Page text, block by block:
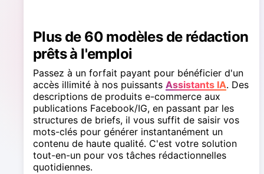
Plus de 60 modèles de rédaction
prêts à l'emploi
Passez à un forfait payant pour bénéficier d'un
accès illimité à nos puissants Assistants IA. Des
descriptions de produits e-commerce aux
publications Facebook/IG, en passant par les
structures de briefs, il vous suffit de saisir vos
mots-clés pour générer instantanément un
contenu de haute qualité. C'est votre solution
tout-en-un pour vos tâches rédactionnelles
quotidiennes.